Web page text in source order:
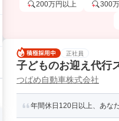
200万円以上 300
正社員
子どものお迎え代行
つばめ自動車株式会社
年間休日120日以上、あな